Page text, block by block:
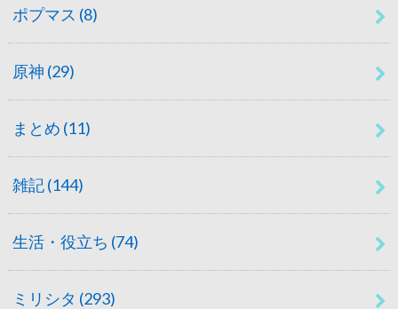
ポプマス (8)
原神 (29)
まとめ (11)
雑記(144)
生活・役立ち (74)
ミリシタ (293)